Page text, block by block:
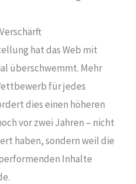
hat das Web mit
überschwemmt. Mehr
für jedes
dies einen höheren
vor zwei Jahren – nicht
haben, sondern weil die
Inhalte